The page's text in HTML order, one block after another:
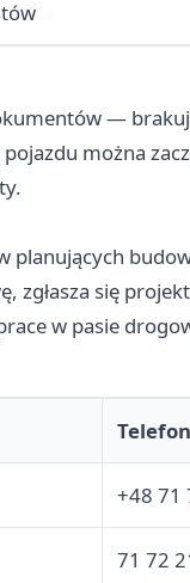
—
można
planujących
zgłasza się
w pasie
Telefon
+48 71
71 72